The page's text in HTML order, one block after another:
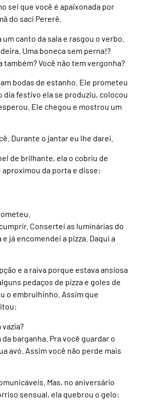
sei que você é apaixonada por
do saci Pererê.
canto da sala e rasgou o verbo.
Uma boneca sem perna!?
também? Você não tem vergonha?
bodas de estanho. Ele prometeu
dia festivo ela se produziu, colocou
Ele chegou e mostrou um
Durante o jantar eu lhe darei.
de brilhante, ela o cobriu de
aproximou da porta e disse:
Consertei as luminárias do
já encomendei a pizza. Daqui a
e a raiva porque estava ansiosa
pedaços de pizza e goles de
o embrulhinho. Assim que
vazia?
barganha. Pra você guardar o
avó. Assim você não perde mais
Mas, no aniversário
sensual, ela quebrou o gelo: